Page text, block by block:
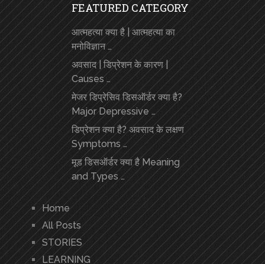
FEATURED CATEGORY
आत्महत्या क्या है | आत्महत्या का
मनोविज्ञान …
अवसाद | डिप्रेशन के कारण |
Causes …
मेजर डिप्रेसिव डिसऑर्डर क्या है?
Major Depressive …
डिप्रेशन क्या है? अवसाद के लक्षण
Symptoms …
मूड डिसऑर्डर क्या है Meaning
and Types …
Home
All Posts
STORIES
LEARNING